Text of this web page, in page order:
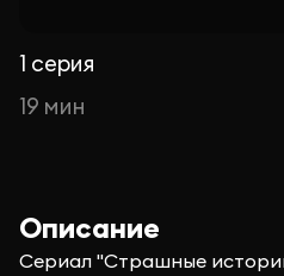
1 серия
19 мин
Описание
Сериал "Страшные